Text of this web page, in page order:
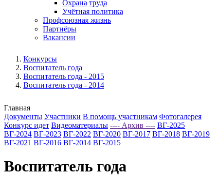
Охрана труда
Учётная политика
Профсоюзная жизнь
Партнёры
Вакансии
Конкурсы
Воспитатель года
Воспитатель года - 2015
Воспитатель года - 2014
Главная
Документы Участники В помощь участникам Фотогалерея
Конкурс идет Видеоматериалы ---- Архив ---- ВГ-2025
ВГ-2024 ВГ-2023 ВГ-2022 ВГ-2020 ВГ-2017 ВГ-2018 ВГ-2019
ВГ-2021 ВГ-2016 ВГ-2014 ВГ-2015
Воспитатель года